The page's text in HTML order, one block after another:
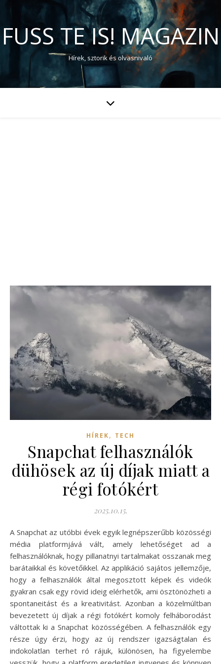
FUSS TE IS! MAGAZIN
Hírek, sztorik és olvasnivaló
HÍREK, TECH
Snapchat felhasználók
dühösek az új díjak miatt a
régi fotókért
2025.10.15.
A Snapchat az utóbbi évek egyik legnépszerűbb közösségi
média platformjává vált, amely lehetőséget ad a
felhasználóknak, hogy pillanatnyi tartalmakat osszanak meg
barátaikkal és követőikkel. Az applikáció sajátos jellemzője,
hogy a felhasználók által megosztott képek és videók
gyakran csak egy rövid ideig elérhetők, ami ösztönözheti a
spontaneitást és a kreativitást. Azonban a közelmúltban
bevezetett új díjak a régi fotókért komoly felháborodást
váltottak ki a Snapchat közösségében. A felhasználók egy
része úgy érzi, hogy az új rendszer igazságtalan és
indokolatlan terhet ró rájuk, különösen, ha figyelembe